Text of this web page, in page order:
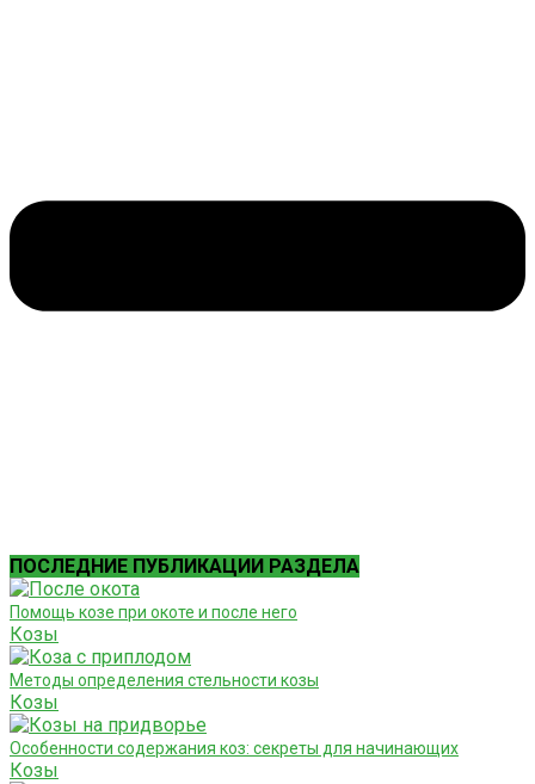
ПОСЛЕДНИЕ ПУБЛИКАЦИИ РАЗДЕЛА
Помощь козе при окоте и после него
Козы
Методы определения стельности козы
Козы
Особенности содержания коз: секреты для начинающих
Козы